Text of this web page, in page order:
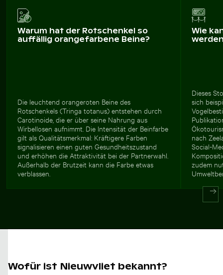
Warum hat der Rotschenkel so
auffällig orangefarbene Beine?
Die leuchtend orangeroten Beine des
Rotschenkels (Tringa totanus) entstehen durch
Carotinoide, die er über seine Nahrung aus
Wirbellosen aufnimmt. Die Intensität der Beinfarbe
gilt als Qualitätsmerkmal: Kräftigere Farben
signalisieren einen guten Gesundheitszustand
und erhöhen die Attraktivität bei der Partnerwahl.
Außerhalb der Brutzeit kann die Farbe etwas
verblassen.
Wie
Dieses
sich
nach
Social-
zudem
Wofür ist Nieuwvliet bekannt?